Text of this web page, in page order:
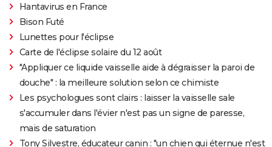
Hantavirus en France
Bison Futé
Lunettes pour l'éclipse
Carte de l'éclipse solaire du 12 août
"Appliquer ce liquide vaisselle aide à dégraisser la paroi de
douche" : la meilleure solution selon ce chimiste
Les psychologues sont clairs : laisser la vaisselle sale
s'accumuler dans l'évier n'est pas un signe de paresse,
mais de saturation
Tony Silvestre, éducateur canin : "un chien qui éternue n'est